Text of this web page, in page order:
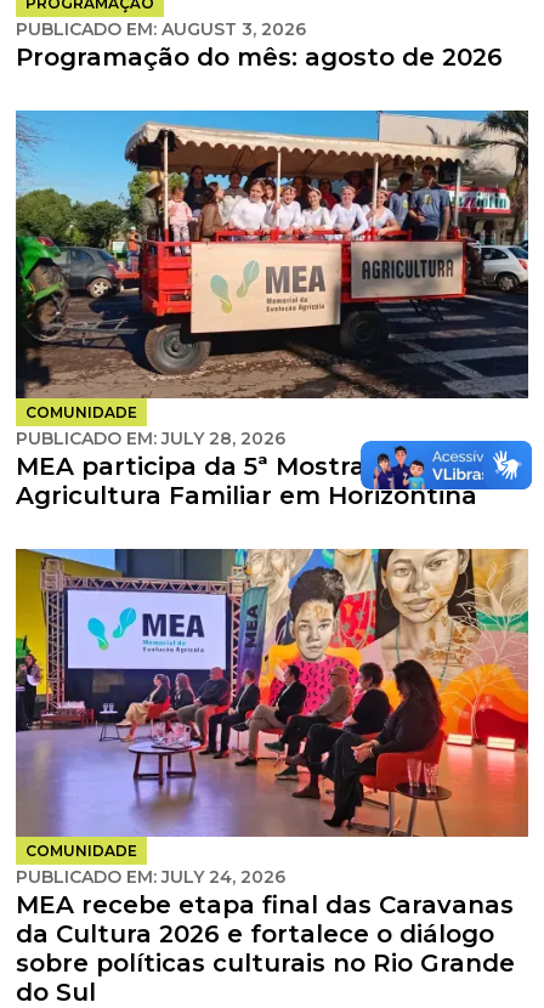
PUBLICADO EM:AUGUST 3, 2026
Programação do mês: agosto de 2026
COMUNIDADE
PUBLICADO EM:JULY 28, 2026
MEA participa da 5ª Mostra da
Agricultura Familiar em Horizontina
COMUNIDADE
PUBLICADO EM:JULY 24, 2026
MEA recebe etapa final das Caravanas
da Cultura 2026 e fortalece o diálogo
sobre políticas culturais no Rio Grande
do Sul